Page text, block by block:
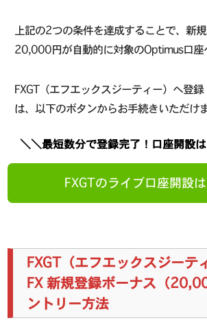
上記の2つの条件を達成することで、新
20,000円が自動的に対象のOptimus口座
FXGT（エフエックスジーティー）へ登
は、以下のボタンからお手続きいただけま
＼＼最短数分で登録完了！口座開設
FXGTのライブ口座開設
FXGT（エフエックスジーテ
FX 新規登録ボーナス（
ントリー方法